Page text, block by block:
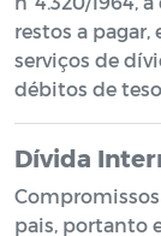
restos a pagar,
serviços de
débitos de
Dívida
pais, portanto